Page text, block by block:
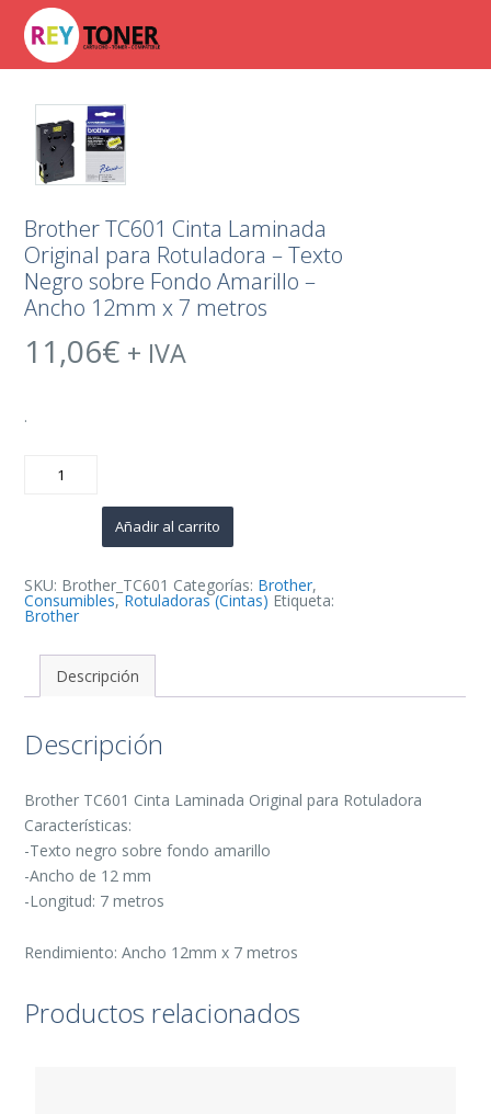
Brother TC601 Cinta Laminada
Original para Rotuladora – Texto
Negro sobre Fondo Amarillo –
Ancho 12mm x 7 metros
11,06€ + IVA
.
TC601
Rotuladora
Texto
Negro
sobre
Ancho
12mm
metros
cantidad
Añadir al carrito
SKU: Brother_TC601 Categorías: Brother,
Consumibles, Rotuladoras (Cintas) Etiqueta:
Brother
Descripción
Descripción
Brother TC601 Cinta Laminada Original para Rotuladora
Características:
-Texto negro sobre fondo amarillo
-Ancho de 12 mm
-Longitud: 7 metros
Rendimiento: Ancho 12mm x 7 metros
Productos relacionados